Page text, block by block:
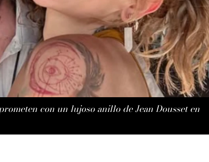
con un lujoso anillo de Jean Dousset en